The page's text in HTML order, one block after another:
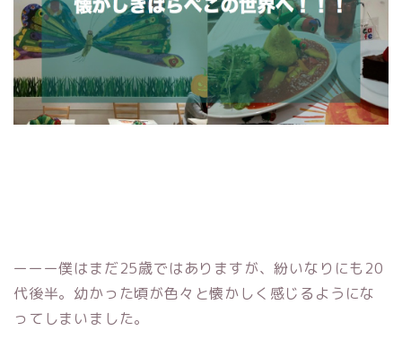
ーーー僕はまだ25歳ではありますが、紛いなりにも20
代後半。幼かった頃が色々と懐かしく感じるようにな
ってしまいました。